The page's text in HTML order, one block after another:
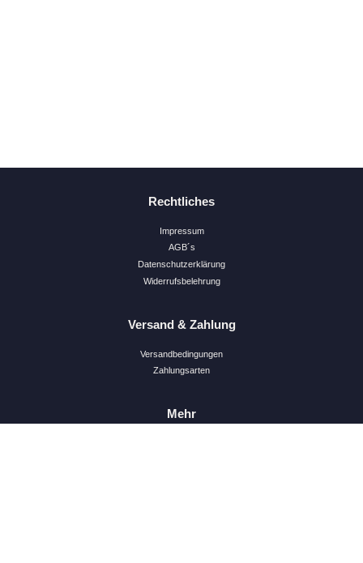
Rechtliches
Impressum
AGB´s
Datenschutzerklärung
Widerrufsbelehrung
Versand & Zahlung
Versandbedingungen
Zahlungsarten
Mehr